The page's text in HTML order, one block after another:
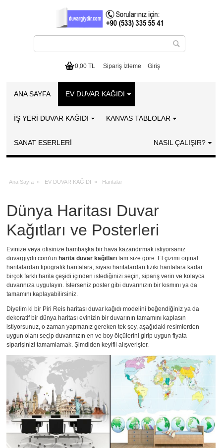
0,00 TL Sipariş İzleme Giriş
ANA SAYFA EV DUVAR KAĞIDI
İŞ YERİ DUVAR KAĞIDI KANVAS TABLOLAR
SANAT ESERLERI NASIL ÇALIŞIR?
Ana Sayfa » EV DUVAR KAĞIDI » Haritalar
Dünya Haritası Duvar
Kağıtları ve Posterleri
Evinize veya ofisinize bambaşka bir hava kazandırmak istiyorsanız
duvargiydir.com'un harita duvar kağıtları tam size göre. El çizimi orjinal
haritalardan tipografik haritalara, siyasi haritalardan fiziki haritalara kadar
birçok farklı harita çeşidi içinden istediğinizi seçin, sipariş verin ve kolayca
duvarınıza uygulayın. İstersenizposter gibi duvarınızın bir kısmını ya da
tamamını kaplayabilirsiniz.
Diyelim ki bir Piri Reis haritası duvar kağıdı modelini beğendiğiniz ya da
dekoratif bir dünya haritası evinizin bir duvarının tamamını kaplasın
istiyorsunuz, o zaman yapmanız gereken tek şey, aşağıdaki resimlerden
uygun olanı seçip duvarınızın en ve boy ölçülerini girip uygun fiyata
siparişinizi tamamlamak. Şimdiden keyifli alışverişler.